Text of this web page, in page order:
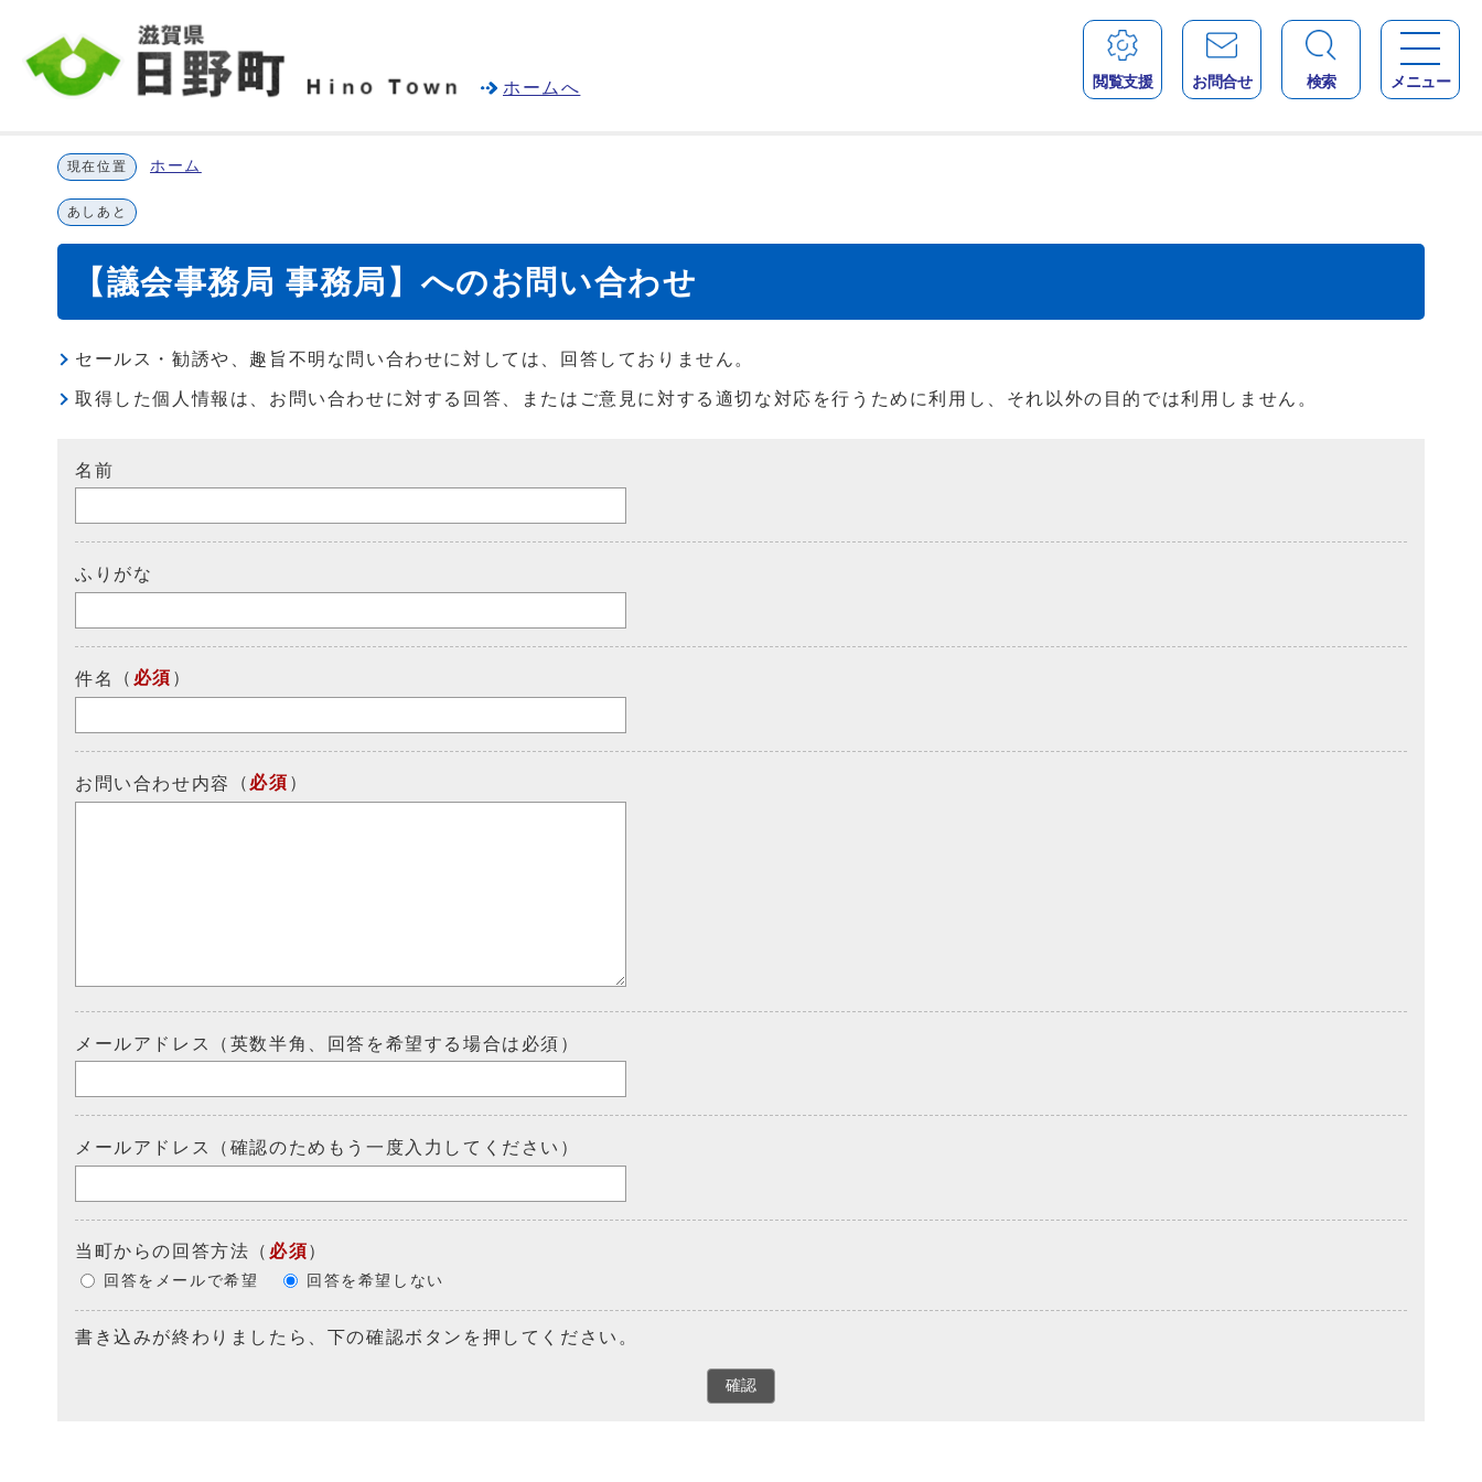
ホームへ 閲覧支援 お問合せ 検索 メニュー
現在位置 ホーム
あしあと
【議会事務局 事務局】へのお問い合わせ
セールス・勧誘や、趣旨不明な問い合わせに対しては、回答しておりません。
取得した個人情報は、お問い合わせに対する回答、またはご意見に対する適切な対応を行うために利用し、それ以外の目的では利用しません。
名前
ふりがな
件名 （ 必須 ）
お問い合わせ内容 （ 必須 ）
メールアドレス（英数半角、回答を希望する場合は必須）
メールアドレス（確認のためもう一度入力してください）
当町からの回答方法 （ 必須）
回答をメールで希望 回答を希望しない
書き込みが終わりましたら、下の確認ボタンを押してください。
確認